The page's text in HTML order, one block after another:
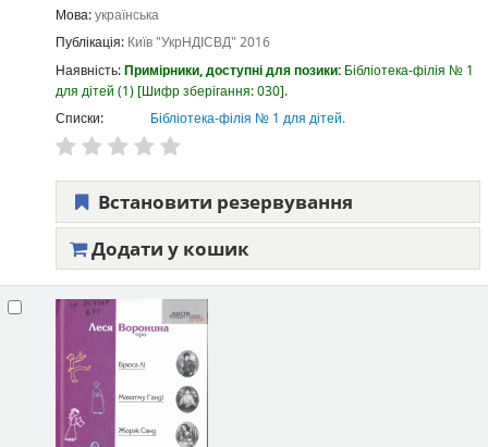
Мова:українська
Публікація: Київ"УкрНДІСВД" 2016
Наявність:Примірники, доступні для позики: Бібліотека-філія № 1
для дітей (1) Шифр зберігання:030 .
Списки:
Бібліотека-філія № 1 для дітей.
Встановити резервування
Додати у кошик